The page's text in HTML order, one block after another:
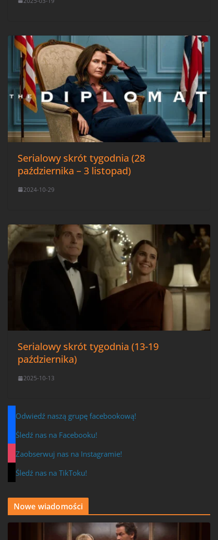
Serialowy skrót tygodnia (28
października – 3 listopad)
2024-10-29
Serialowy skrót tygodnia (13-19
października)
2025-10-13
Odwiedź naszą grupę facebookową!
Śledź nas na Facebooku!
Zaobserwuj nas na Instagramie!
Śledź nas na TikToku!
Nowe wiadomości